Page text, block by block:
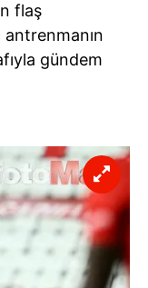
flaş
gündem